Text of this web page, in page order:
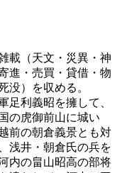
載（天文・災異・神
進・売買・貸借・物
没）を収める。
利義昭を擁して、
の虎御前山に城い
前の朝倉義景とも対
浅井・朝倉氏の兵を
内の畠山昭高の部将